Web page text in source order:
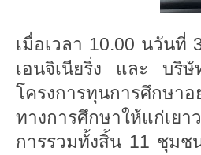
เมื่อเวลา 10.00 นวัน
เอนจิเนียริ่ง และ บริ
โครงการทุนการศึกษ
ทางการศึกษาให้แก่เย
การรวมทั้งสิ้น 11 ชุม